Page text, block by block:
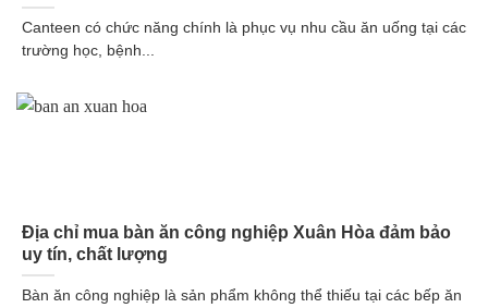
Canteen có chức năng chính là phục vụ nhu cầu ăn uống tại các
trường học, bệnh...
Địa chỉ mua bàn ăn công nghiệp Xuân Hòa đảm bảo
uy tín, chất lượng
Bàn ăn công nghiệp là sản phẩm không thể thiếu tại các bếp ăn